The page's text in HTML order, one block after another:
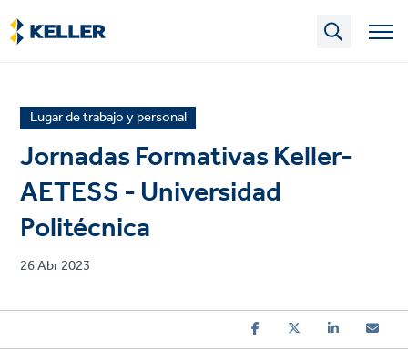
Skip
to
main
News
article
category
Lugar de trabajo y personal
Jornadas Formativas Keller-
AETESS - Universidad
Politécnica
Published
26 Abr 2023